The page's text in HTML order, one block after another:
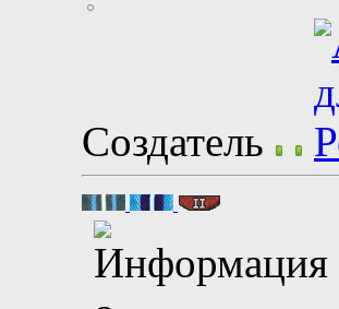
Создатель